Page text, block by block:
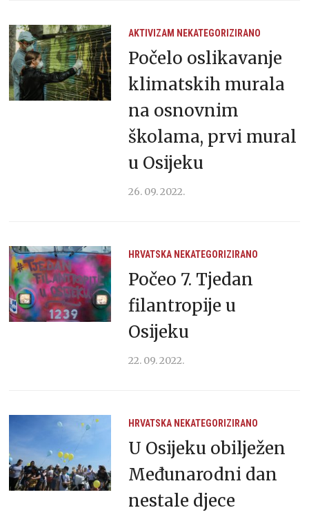
AKTIVIZAM NEKATEGORIZIRANO
Počelo oslikavanje
klimatskih murala
na osnovnim
školama, prvi mural
u Osijeku
26. 09. 2022.
HRVATSKA NEKATEGORIZIRANO
Počeo 7. Tjedan
filantropije u
Osijeku
22. 09. 2022.
HRVATSKA NEKATEGORIZIRANO
U Osijeku obilježen
Međunarodni dan
nestale djece